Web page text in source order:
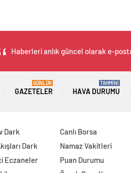
Haberleri anlık güncel olarak e-
GAZETELER
GÜNLÜK
HAVA DURUMU
TAHMİNİ
Dark
Dark
Eczaneler
Canlı Borsa
Namaz Vakitleri
Puan Durumu